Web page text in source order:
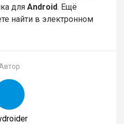
для Android. Ещё
найти в электронном
Автор